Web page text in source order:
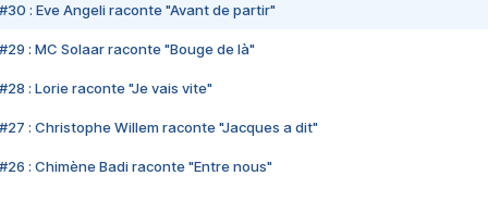
#30 : Eve Angeli raconte "Avant de partir"
#29 : MC Solaar raconte "Bouge de là"
#28 : Lorie raconte "Je vais vite"
#27 : Christophe Willem raconte "Jacques a dit"
#26 : Chimène Badi raconte "Entre nous"